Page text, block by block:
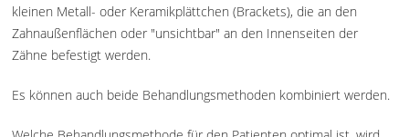
kleinen Metall- oder Keramikplättchen (Brackets), die an den
Zahnaußenflächen oder "unsichtbar" an den Innenseiten der
Zähne befestigt werden.
Es können auch beide Behandlungsmethoden kombiniert werden.